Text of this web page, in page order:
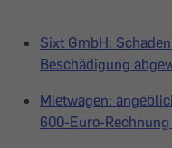
Sixt GmbH:
Beschädigung
Mietwagen:
600-Euro-